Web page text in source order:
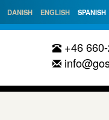
DANISH ENGLISH SPANISH
+46